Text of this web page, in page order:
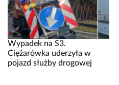
Wypadek na S3.
Ciężarówka uderzyła w
pojazd służby drogowej